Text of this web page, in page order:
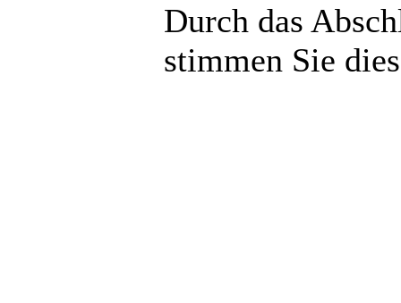
Durch das
stimmen Sie